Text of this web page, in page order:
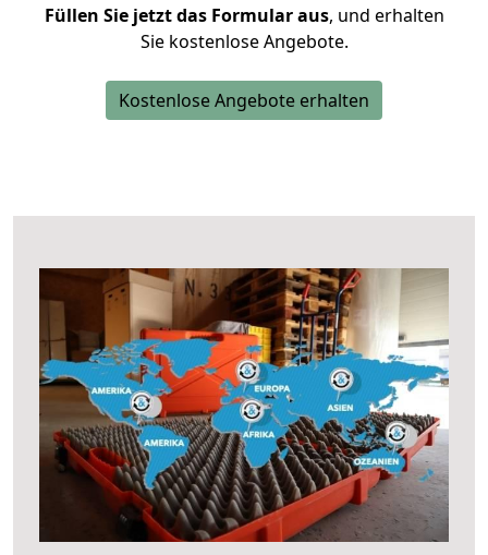
Füllen Sie jetzt das Formular aus, und erhalten
Sie kostenlose Angebote.
Kostenlose Angebote erhalten